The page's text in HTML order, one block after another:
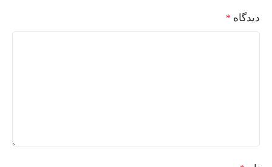
دیدگاه *